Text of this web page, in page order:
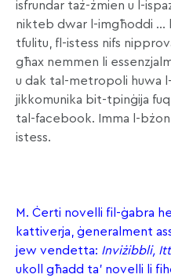
isfrundar taż-żmien u l-
nikteb dwar l-imgħoddi …
tfulitu, fl-istess nifs
għax nemmen li
u dak tal-metropoli huwa
jikkomunika bit-tpinġija
tal-facebook. Imma l-
istess.
M. Ċerti novelli fil-ġabra
kattiverja, ġeneralment
jew vendetta: Inviżibbli,
ukoll għadd ta’ novelli li